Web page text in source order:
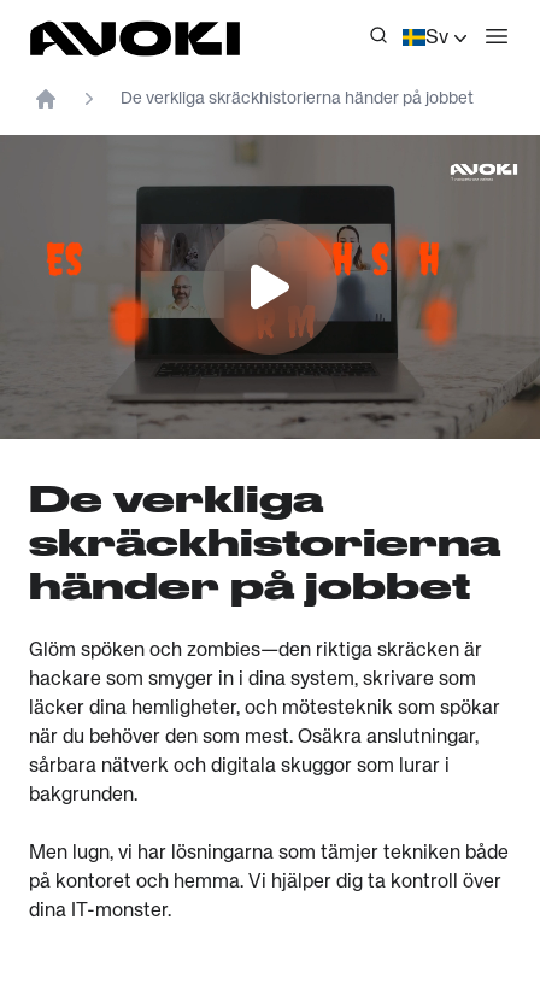
Avoki Sv
De verkliga skräckhistorierna händer på jobbet
De verkliga
skräckhistorierna
händer på jobbet
Glöm spöken och zombies—den riktiga skräcken är
hackare som smyger in i dina system, skrivare som
läcker dina hemligheter, och mötesteknik som spökar
när du behöver den som mest. Osäkra anslutningar,
sårbara nätverk och digitala skuggor som lurar i
bakgrunden.
Men lugn, vi har lösningarna som tämjer tekniken både
på kontoret och hemma. Vi hjälper dig ta kontroll över
dina IT-monster.